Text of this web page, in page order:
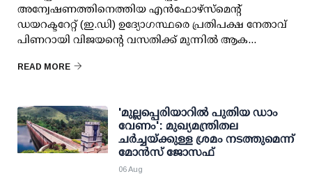
അന്വേഷണത്തിനെത്തിയ എന്‍ഫോഴ്സ്മെന്റ്
ഡയറക്ടറേറ്റ് (ഇ.ഡി) ഉദ്യോഗസ്ഥരെ പ്രതിപക്ഷ നേതാവ്
പിണറായി വിജയന്റെ വസതിക്ക് മുന്നില്‍ ആക...
READ MORE
'മുല്ലപ്പെരിയാറില്‍ പുതിയ ഡാം
വേണം': മുഖ്യമന്ത്രിതല
ചര്‍ച്ചയ്ക്കുള്ള ശ്രമം നടത്തുമെന്ന്
മോന്‍സ് ജോസഫ്
06 Aug